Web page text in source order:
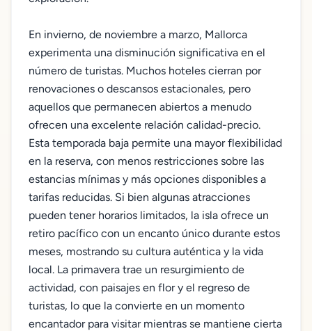
En invierno, de noviembre a marzo, Mallorca
experimenta una disminución significativa en el
número de turistas. Muchos hoteles cierran por
renovaciones o descansos estacionales, pero
aquellos que permanecen abiertos a menudo
ofrecen una excelente relación calidad-precio.
Esta temporada baja permite una mayor flexibilidad
en la reserva, con menos restricciones sobre las
estancias mínimas y más opciones disponibles a
tarifas reducidas. Si bien algunas atracciones
pueden tener horarios limitados, la isla ofrece un
retiro pacífico con un encanto único durante estos
meses, mostrando su cultura auténtica y la vida
local. La primavera trae un resurgimiento de
actividad, con paisajes en flor y el regreso de
turistas, lo que la convierte en un momento
encantador para visitar mientras se mantiene cierta